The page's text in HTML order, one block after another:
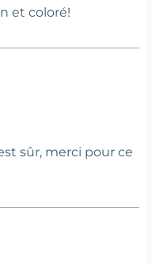
et coloré!
sûr, merci pour ce